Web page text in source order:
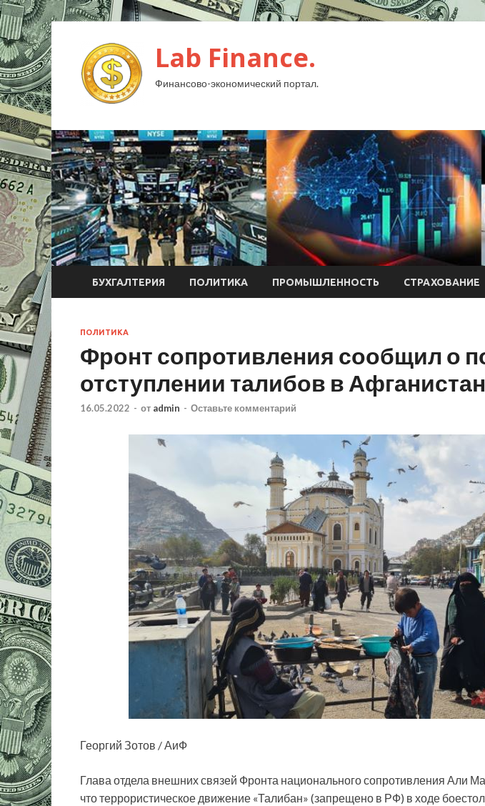
Lab Finance.
Финансово-экономический портал.
БУХГАЛТЕРИЯ ПОЛИТИКА ПРОМЫШЛЕННОСТЬ СТРАХОВАНИЕ
ПОЛИТИКА
Фронт сопротивления сообщил о
отступлении талибов в
16.05.2022 - от admin - Оставьте комментарий
Георгий Зотов / АиФ
Глава отдела внешних связей Фронта национального сопротивления Али
что террористическое движение «Талибан» (запрещено в РФ) в ходе